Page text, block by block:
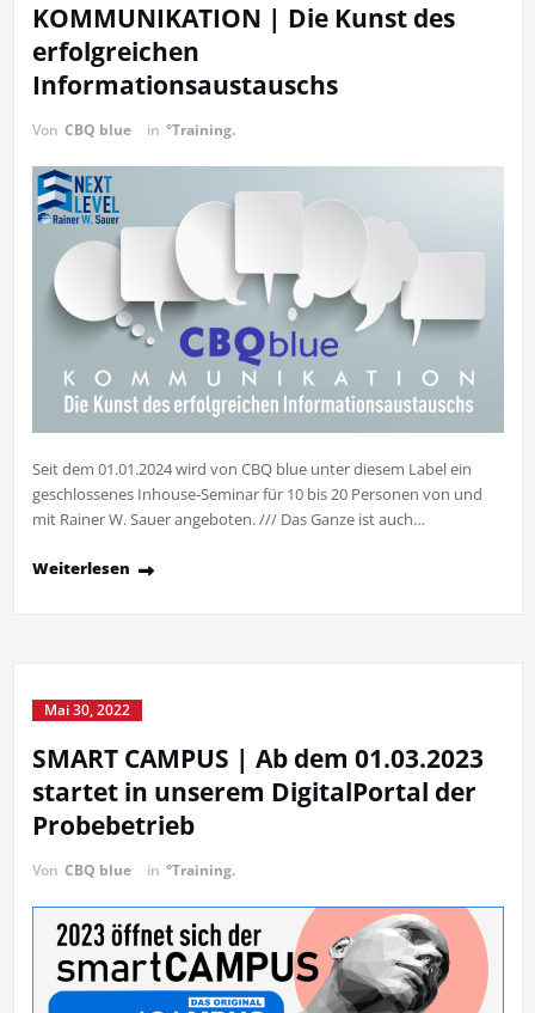
KOMMUNIKATION | Die Kunst des
erfolgreichen
Informationsaustauschs
Von CBQ blue in °Training.
Seit dem 01.01.2024 wird von CBQ blue unter diesem Label ein
geschlossenes Inhouse-Seminar für 10 bis 20 Personen von und
mit Rainer W. Sauer angeboten. /// Das Ganze ist auch…
Weiterlesen
Mai 30, 2022
SMART CAMPUS | Ab dem 01.03.2023
startet in unserem DigitalPortal der
Probebetrieb
Von CBQ blue in °Training.